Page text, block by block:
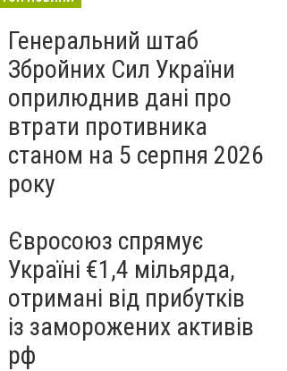
Генеральний штаб
Збройних Сил України
оприлюднив дані про
втрати противника
станом на 5 серпня 2026
року
Євросоюз спрямує
Україні €1,4 мільярда,
отримані від прибутків
із заморожених активів
рф